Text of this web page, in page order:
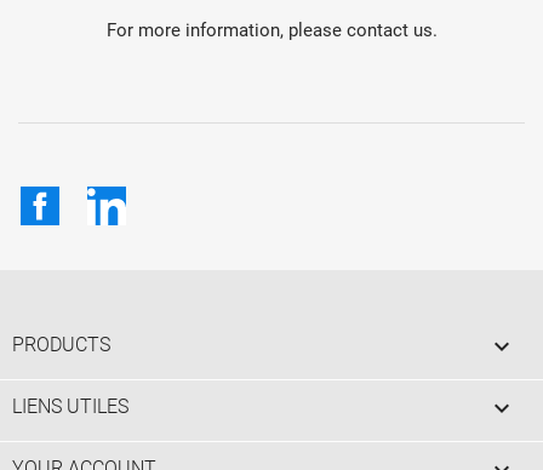
For more information, please contact us.
FacebookLinkedIn
PRODUCTS 
LIENS UTILES 